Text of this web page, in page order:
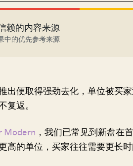
赖的内容来源
中的优先参考来源
出便取得强劲去化，单位被买
返。
Modern ，我们已常见到新盘在
的单位，买家往往需要更长时